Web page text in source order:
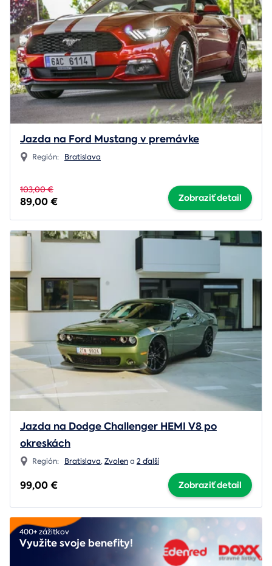
Jazda na Ford Mustang v premávke
Región: Bratislava
103,00 €
89,00 € Zobraziť detail
Jazda na Dodge Challenger HEMI V8 po
okreskách
Región: Bratislava,Zvolena 2 ďalší
99,00 € Zobraziť detail
400+ zážitkov
Využite svoje benefity!